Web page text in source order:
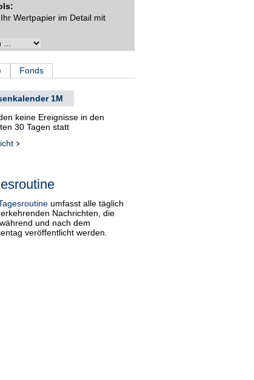
Wertpapier im Detail mit
Fonds
1M
keine Ereignisse in den
30 Tagen statt
umfasst alle täglich
Nachrichten, die
und nach dem
veröffentlicht werden.